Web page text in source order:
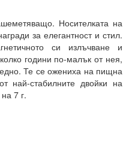
Носителката на
за елегантност и стил.
си излъчване и
години по-малък от нея,
Те се ожениха на пищна
най-стабилните двойки на
7 г.